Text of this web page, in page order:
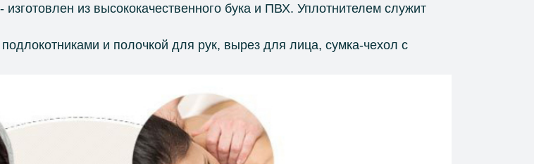
- изготовлен из высококачественного бука и ПВХ. Уплотнителем служит
и полочкой для рук, вырез для лица, сумка-чехол с